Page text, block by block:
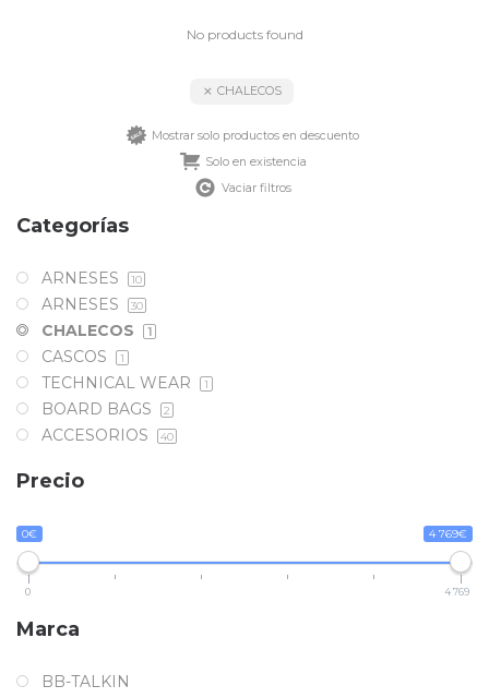
No products found
CHALECOS
Mostrar solo productos en descuento
Solo en existencia
Vaciar filtros
Categorías
ARNESES 10
ARNESES 30
CHALECOS 1
CASCOS 1
TECHNICAL WEAR 1
BOARD BAGS 2
ACCESORIOS 40
Precio
0€ 4 769€
0 4 769
Marca
BB-TALKIN